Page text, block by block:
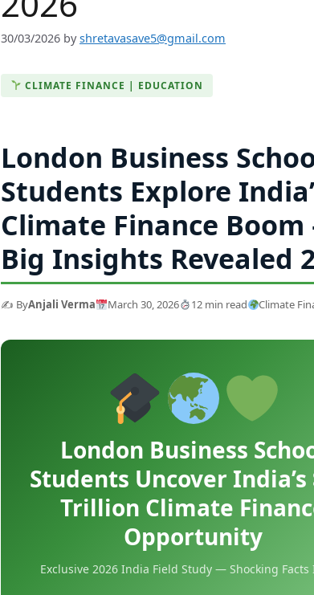
30/03/2026 byshretavasave5@gmail.com
CLIMATE FINANCE | EDUCATION
London Business
Students Explore
Climate Finance Boom
Big Insights Revealed
✍️ ByAnjali Verma March 30, 2026 12 min read Climate
London Business
Students Uncover India’s
Trillion Climate
Opportunity
Exclusive 2026 India Field Study — Shocking Facts